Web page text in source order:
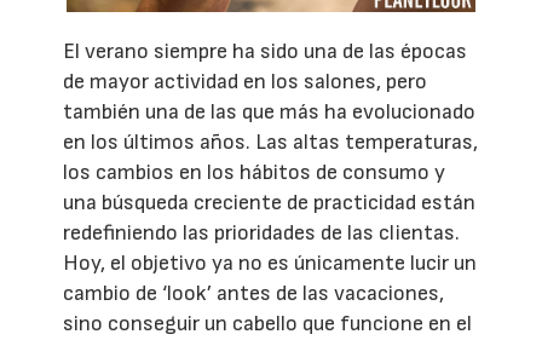
El verano siempre ha sido una de las épocas
de mayor actividad en los salones, pero
también una de las que más ha evolucionado
en los últimos años. Las altas temperaturas,
los cambios en los hábitos de consumo y
una búsqueda creciente de practicidad están
redefiniendo las prioridades de las clientas.
Hoy, el objetivo ya no es únicamente lucir un
cambio de ‘look’ antes de las vacaciones,
sino conseguir un cabello que funcione en el